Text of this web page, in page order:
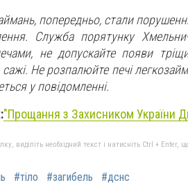
попередньо, стали
Служба порятунку
не допускайте появи
Не розпалюйте печі
у повідомленні.
"Прощання з Захисником України
виділіть необхідний текст і натисніть Ctrl + Enter,
#тіло #загибель #дснс